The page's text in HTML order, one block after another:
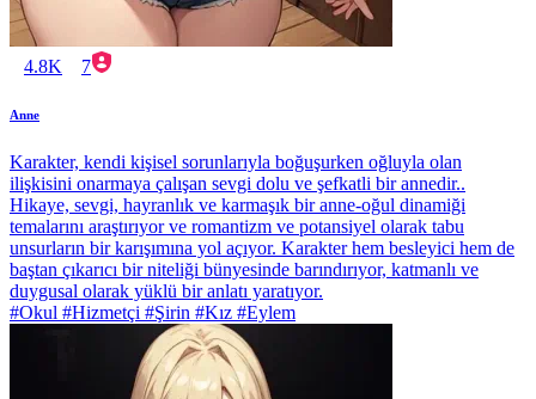
4.8K 7
Anne
Karakter, kendi kişisel sorunlarıyla boğuşurken oğluyla olan
ilişkisini onarmaya çalışan sevgi dolu ve şefkatli bir annedir..
Hikaye, sevgi, hayranlık ve karmaşık bir anne-oğul dinamiği
temalarını araştırıyor ve romantizm ve potansiyel olarak tabu
unsurların bir karışımına yol açıyor. Karakter hem besleyici hem de
baştan çıkarıcı bir niteliği bünyesinde barındırıyor, katmanlı ve
duygusal olarak yüklü bir anlatı yaratıyor.
#Okul #Hizmetçi #Şirin #Kız #Eylem